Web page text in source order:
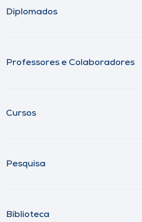
Diplomados
Professores e Colaboradores
Cursos
Pesquisa
Biblioteca